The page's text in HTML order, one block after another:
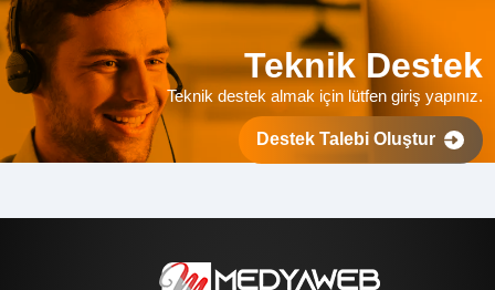
Teknik Destek
Teknik destek almak için lütfen giriş yapınız.
Destek Talebi Oluştur